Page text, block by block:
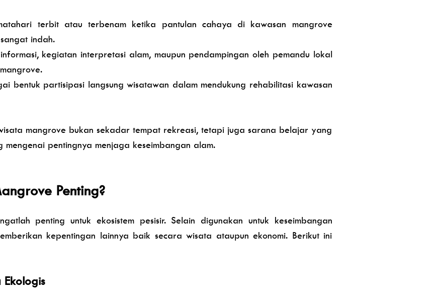
terbit atau terbenam ketika pantulan cahaya di kawasan mangrove
indah.
kegiatan interpretasi alam, maupun pendampingan oleh pemandu lokal
bentuk partisipasi langsung wisatawan dalam mendukung rehabilitasi kawasan
mangrove bukan sekadar tempat rekreasi, tetapi juga sarana belajar yang
mengenai pentingnya menjaga keseimbangan alam.
Penting?
penting untuk ekosistem pesisir. Selain digunakan untuk keseimbangan
kepentingan lainnya baik secara wisata ataupun ekonomi. Berikut ini